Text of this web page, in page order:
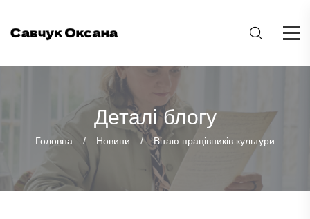
Деталі блогу
Головна Новини Вітаю працівників культури